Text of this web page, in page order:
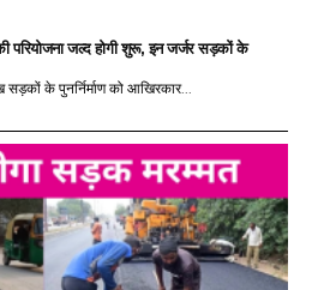
जल्द होगी शुरू, इन जर्जर सड़कों के
के पुनर्निर्माण को आखिरकार...